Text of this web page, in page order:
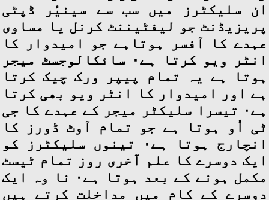
ان سلیکٹرز میں سب سے سینیٔر ڈپٹی
پریزیڈنٹ جو لیفٹیننٹ کرنل یا مساوی
عہدے کا آفسر ہوتاہے جو امیدوار کا
انٹر ویو کرتا ہے۰ سائکالوجسٹ میجر
ہوتا ہے یہ تمام پیپر ورک چیک کرتا
ہے اور امیدوار کا انٹر ویو بھی کرتا
ہے۰ تیسرا سلیکٹر میجر کے عہدے کا جی
ٹی اُو ہوتا ہے جو تمام آوٹ ڈورز کا
انچارج ہوتا ہے۰ تینوں سلیکٹرز کو
ایک دوسرے کا علم آخری روز تمام ٹیسٹ
مکمل ہونے کے بعد ہوتا ہے۰ نا وہ ایک
دوسرے کے کام میں مداخلت کرتے ہیں